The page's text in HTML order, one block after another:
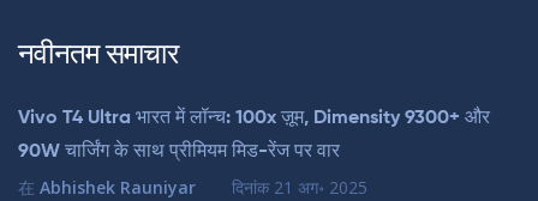
नवीनतम समाचार
Vivo T4 Ultra भारत में लॉन्च: 100x ज़ूम, Dimensity 9300+ और
90W चार्जिंग के साथ प्रीमियम मिड-रेंज पर वार
在 Abhishek Rauniyar दिनांक 21 अग॰ 2025